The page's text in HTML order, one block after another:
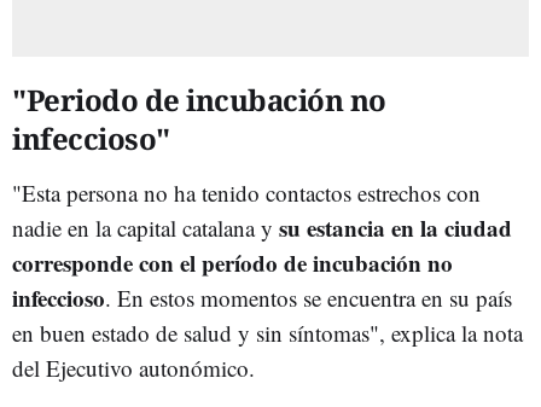
"Periodo de incubación no
infeccioso"
"Esta persona no ha tenido contactos estrechos con
nadie en la capital catalana y su estancia en la ciudad
corresponde con el período de incubación no
infeccioso. En estos momentos se encuentra en su país
en buen estado de salud y sin síntomas", explica la nota
del Ejecutivo autonómico.